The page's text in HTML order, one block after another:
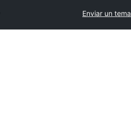
Enviar un tema